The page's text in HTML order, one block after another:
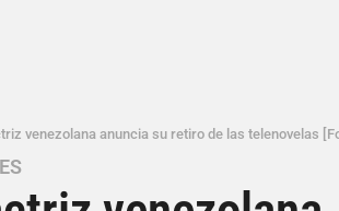
venezolana anuncia su retiro de las telenovelas